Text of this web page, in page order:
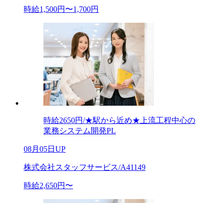
時給1,500円〜1,700円
時給2650円/★駅から近め★上流工程中心の
業務システム開発PL
08月05日UP
株式会社スタッフサービス/A41149
時給2,650円〜